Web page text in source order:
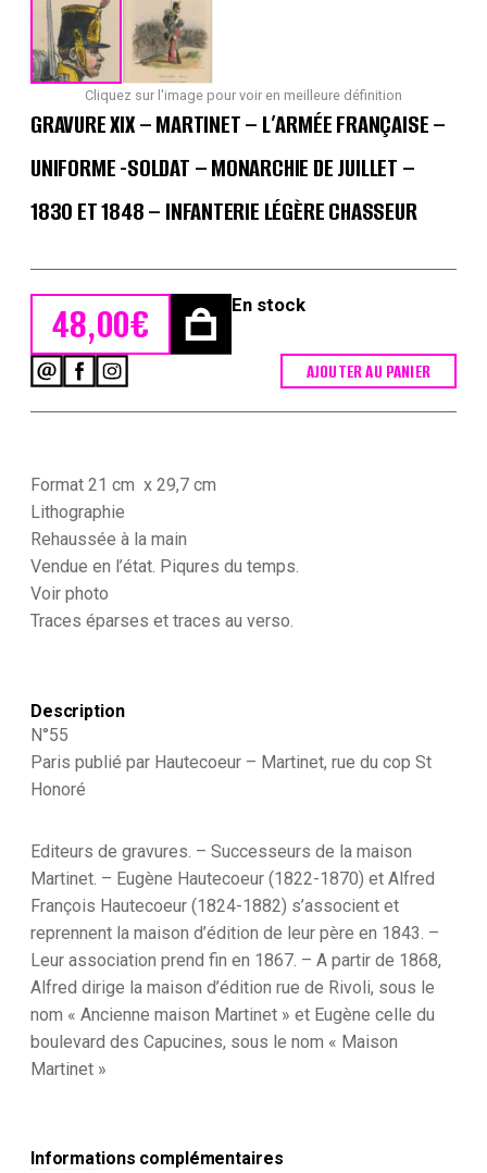
Cliquez sur l'image pour voir en meilleure définition
GRAVURE XIX – MARTINET – L’ARMÉE FRANÇAISE –
UNIFORME -SOLDAT – MONARCHIE DE JUILLET –
1830 ET 1848 – INFANTERIE LÉGÈRE CHASSEUR
48,00€ En stock
Martinet
française
-
Soldat
1830
et
Légère
Chasseur
AJOUTER AU PANIER
Format 21 cm x 29,7 cm
Lithographie
Rehaussée à la main
Vendue en l’état. Piqures du temps.
Voir photo
Traces éparses et traces au verso.
Description
N°55
Paris publié par Hautecoeur – Martinet, rue du cop St
Honoré
Editeurs de gravures. – Successeurs de la maison
Martinet. – Eugène Hautecoeur (1822-1870) et Alfred
François Hautecoeur (1824-1882) s’associent et
reprennent la maison d’édition de leur père en 1843. –
Leur association prend fin en 1867. – A partir de 1868,
Alfred dirige la maison d’édition rue de Rivoli, sous le
nom « Ancienne maison Martinet » et Eugène celle du
boulevard des Capucines, sous le nom « Maison
Martinet »
Informations complémentaires